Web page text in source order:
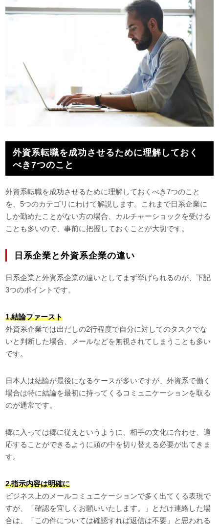
外資系転職を成功させるために理解しておく
べき7つのこと
外資系転職を成功させるために理解しておくべき7つのこと
を、5つのカテゴリにわけて解説します。これまで日系企業に
しか勤めたことがない方の場合、カルチャーショックを受ける
ことも多いので、事前に把握しておくことが大切です。
日系企業と外資系企業の違い
日系企業と外資系企業の違いとしてまず挙げられるのが、下記
3つのポイントです。
1.結論ファースト
外資系企業では出だしの2行程度で自分に対してのタスクでな
いと判断した場合、メールなどを無視されてしまうことも多い
です。
日本人は結論が最後になるケースが多いですが、外資系で働く
場合は特に結論を最初に持ってくるコミュニケーションを取る
のが通常です。
郷に入っては郷に従えというように、相手の文化に合わせ、適
応することができるように頭の中を切り替える必要が出てきま
す。
2.指示内容は明確に
ビジネス上のメールコミュニケーションで多く出てくる表現で
すが、「確認を宜しくお願いいたします。」とだけ連絡した場
合は、「この件については確認すれば返信は不要」と思われる